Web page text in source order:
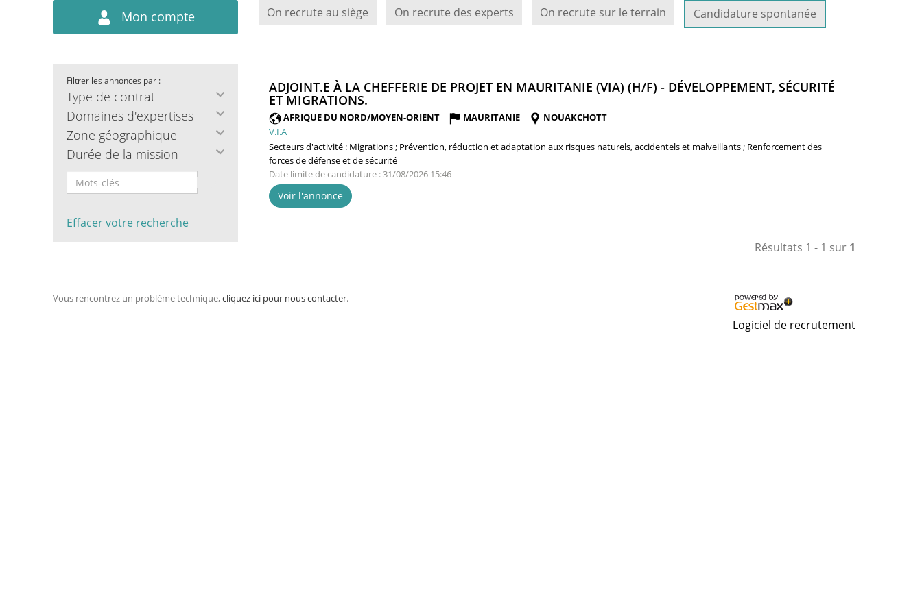
Mon compte On recrute au siège On recrute des experts On recrute sur le terrain Candidature spontanée
Filtrer les annonces par :
Type de contrat
Domaines d'expertises
Zone géographique
Durée de la mission
Effacer votre recherche
ADJOINT.E À LA CHEFFERIE DE PROJET EN MAURITANIE (VIA) (H/F) - DÉVELOPPEMENT, SÉCURITÉ
ET MIGRATIONS.
FENÊTRE)
AFRIQUE DU NORD/MOYEN-ORIENT MAURITANIE
NOUAKCHOTT
V.I.A
Secteurs d'activité : Migrations ; Prévention, réduction et adaptation aux risques naturels, accidentels et malveillants ; Renforcement des
forces de défense et de sécurité
Date limite de candidature : 31/08/2026 15:46
Voir l'annonce
Résultats 1 - 1 sur 1
Vous rencontrez un problème technique,cliquez ici pour nous contacter.
Logiciel de recrutement